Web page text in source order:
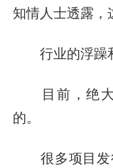
知情人士透露，
行业的浮躁
目前，绝大
的。
很多项目发